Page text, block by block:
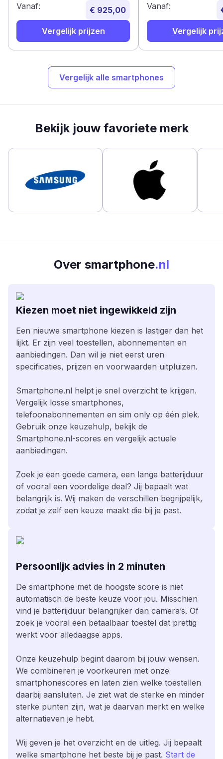
Vanaf: € 925,00
Vergelijk prijzen
Vanaf:
Vergelijk
Vergelijk alle smartphones
Bekijk jouw favoriete merk
Over smartphone.nl
Kiezen moet niet ingewikkeld zijn
Een nieuwe smartphone kiezen is lastiger dan het
lijkt. Er zijn veel toestellen, abonnementen en
aanbiedingen. Dan wil je niet eerst uren
specificaties, prijzen en voorwaarden uitpluizen.
Smartphone.nl helpt je snel overzicht te krijgen.
Vergelijk losse smartphones,
telefoonabonnementen en sim only op één plek.
Gebruik onze keuzehulp, bekijk de
Smartphone.nl-scores en vergelijk actuele
aanbiedingen.
Zoek je een goede camera, een lange batterijduur
of vooral een voordelige deal? Jij bepaalt wat
belangrijk is. Wij maken de verschillen begrijpelijk,
zodat je zelf een keuze maakt die bij je past.
Persoonlijk advies in 2 minuten
De smartphone met de hoogste score is niet
automatisch de beste keuze voor jou. Misschien
vind je batterijduur belangrijker dan camera’s. Of
zoek je vooral een betaalbaar toestel dat prettig
werkt voor alledaagse apps.
Onze keuzehulp begint daarom bij jouw wensen.
We combineren je voorkeuren met onze
smartphonescores en laten zien welke toestellen
daarbij aansluiten. Je ziet wat de sterke en minder
sterke punten zijn, wat je daarvan merkt en welke
alternatieven je hebt.
Wij geven je het overzicht en de uitleg. Jij bepaalt
welke smartphone het beste bij je past. Start de